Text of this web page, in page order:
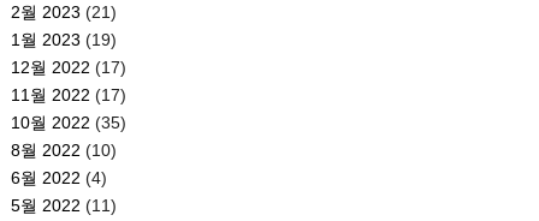
2월 2023 (21)
1월 2023 (19)
12월 2022 (17)
11월 2022 (17)
10월 2022 (35)
8월 2022 (10)
6월 2022 (4)
5월 2022 (11)